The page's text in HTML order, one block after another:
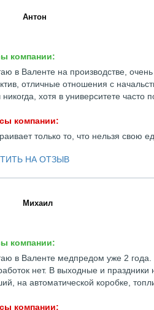
Антон
компании:
в Валенте на производстве,
отличные отношения с
никогда, хотя в университете
компании:
только то, что нельзя свою
НА ОТЗЫВ
Михаил
компании:
в Валенте медпредом уже 2 года.
нет. В выходные и праздники
на автоматической коробке,
компании: